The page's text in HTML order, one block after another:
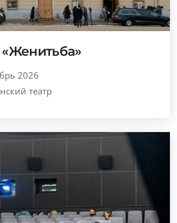
2026
театр